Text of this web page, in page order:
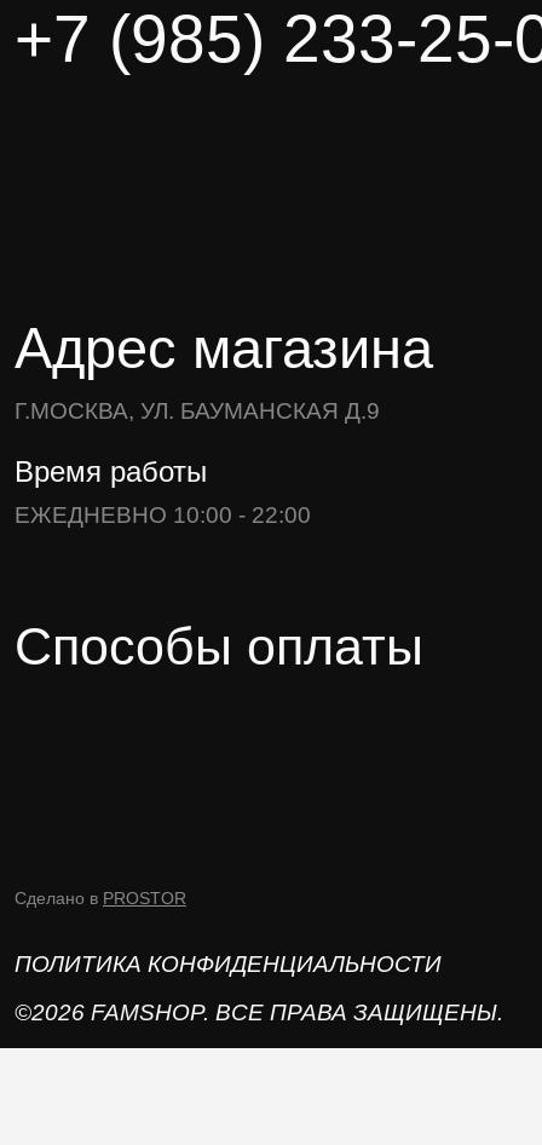
+7 (985) 233-25-
Адрес магазина
Г.МОСКВА, УЛ. БАУМАНСКАЯ Д.9
Время работы
ЕЖЕДНЕВНО 10:00 - 22:00
Способы оплаты
Сделано в PROSTOR
ПОЛИТИКА КОНФИДЕНЦИАЛЬНОСТИ
©2026 FAMSHOP. ВСЕ ПРАВА ЗАЩИЩЕНЫ.